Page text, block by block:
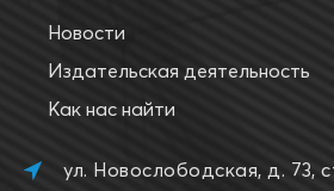
Новости
Издательская деятельность
Как нас найти
ул. Новослободская, д. 73,